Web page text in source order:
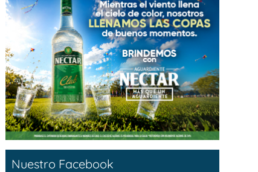
Nuestro Facebook